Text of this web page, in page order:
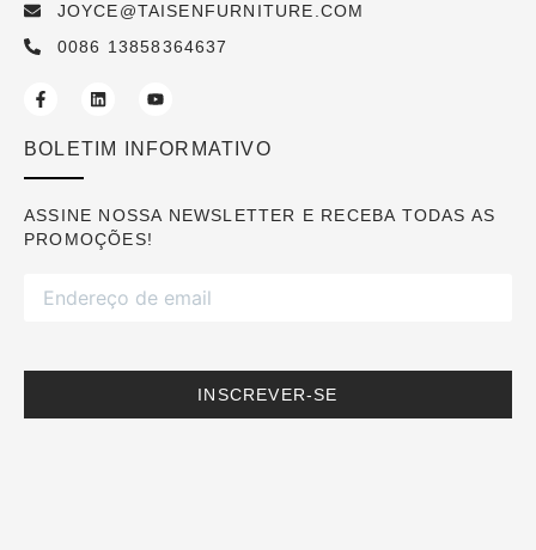
JOYCE@TAISENFURNITURE.COM
0086 13858364637
BOLETIM INFORMATIVO
ASSINE NOSSA NEWSLETTER E RECEBA TODAS AS
PROMOÇÕES!
INSCREVER-SE